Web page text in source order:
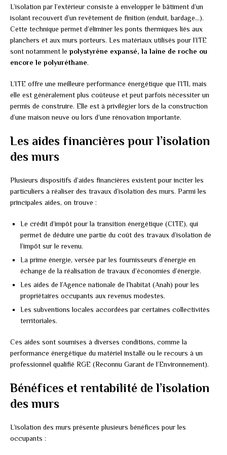
L’isolation par l’extérieur consiste à envelopper le bâtiment d’un
isolant recouvert d’un revêtement de finition (enduit, bardage…).
Cette technique permet d’éliminer les ponts thermiques liés aux
planchers et aux murs porteurs. Les matériaux utilisés pour l’ITE
sont notamment le polystyrène expansé, la laine de roche ou
encore le polyuréthane.
L’ITE offre une meilleure performance énergétique que l’ITI, mais
elle est généralement plus coûteuse et peut parfois nécessiter un
permis de construire. Elle est à privilégier lors de la construction
d’une maison neuve ou lors d’une rénovation importante.
Les aides financières pour l’isolation
des murs
Plusieurs dispositifs d’aides financières existent pour inciter les
particuliers à réaliser des travaux d’isolation des murs. Parmi les
principales aides, on trouve :
Le crédit d’impôt pour la transition énergétique (CITE), qui
permet de déduire une partie du coût des travaux d’isolation de
l’impôt sur le revenu.
La prime énergie, versée par les fournisseurs d’énergie en
échange de la réalisation de travaux d’économies d’énergie.
Les aides de l’Agence nationale de l’habitat (Anah) pour les
propriétaires occupants aux revenus modestes.
Les subventions locales accordées par certaines collectivités
territoriales.
Ces aides sont soumises à diverses conditions, comme la
performance énergétique du matériel installé ou le recours à un
professionnel qualifié RGE (Reconnu Garant de l’Environnement).
Bénéfices et rentabilité de l’isolation
des murs
L’isolation des murs présente plusieurs bénéfices pour les
occupants :